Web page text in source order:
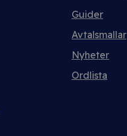
Guider
Avtalsmallar
Nyheter
Ordlista